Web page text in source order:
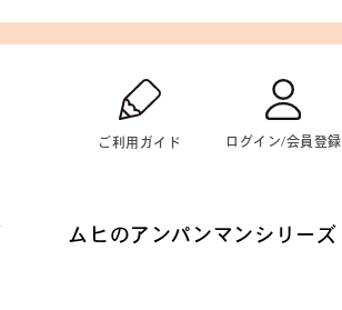
ご利用ガイド ログイン/会員登録
ムヒのアンパンマンシリーズ